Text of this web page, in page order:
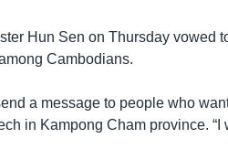
Hun Sen on Thursday vowed
Cambodians.
a message to people who
in Kampong Cham province.